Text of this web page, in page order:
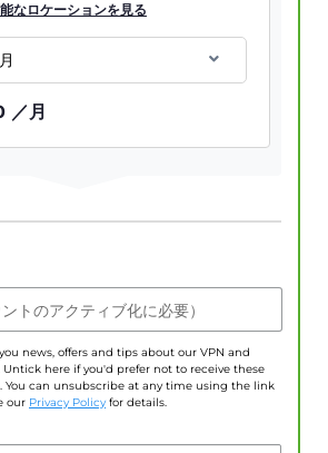
なロケーションを見る
／月
トのアクティブ化に必要）
news, offers and tips about our VPN and
here if you'd prefer not to receive these
You can unsubscribe at any time using the link
our Privacy Policy for details.